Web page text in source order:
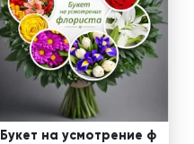
Букет на усмотрение ф